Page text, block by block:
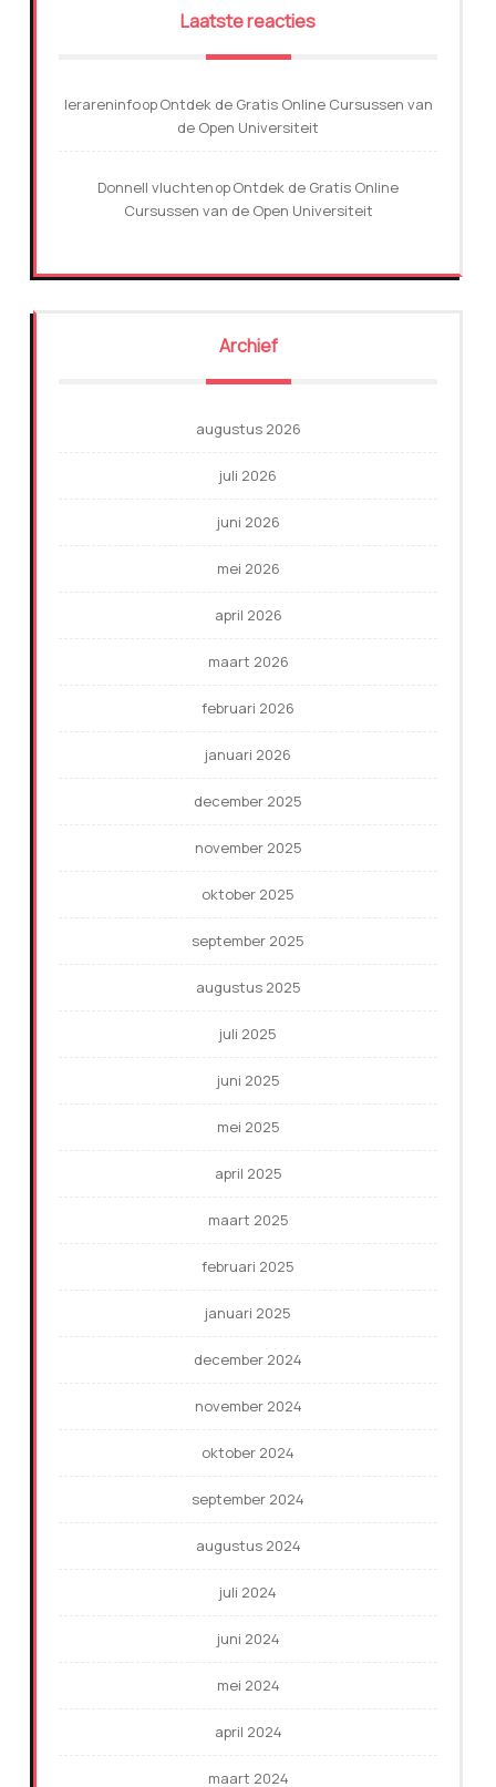
Laatste reacties
lerareninfoopOntdek de Gratis Online Cursussen van
de Open Universiteit
Donnell vluchtenopOntdek de Gratis Online
Cursussen van de Open Universiteit
Archief
augustus 2026
juli 2026
juni 2026
mei 2026
april 2026
maart 2026
februari 2026
januari 2026
december 2025
november 2025
oktober 2025
september 2025
augustus 2025
juli 2025
juni 2025
mei 2025
april 2025
maart 2025
februari 2025
januari 2025
december 2024
november 2024
oktober 2024
september 2024
augustus 2024
juli 2024
juni 2024
mei 2024
april 2024
maart 2024